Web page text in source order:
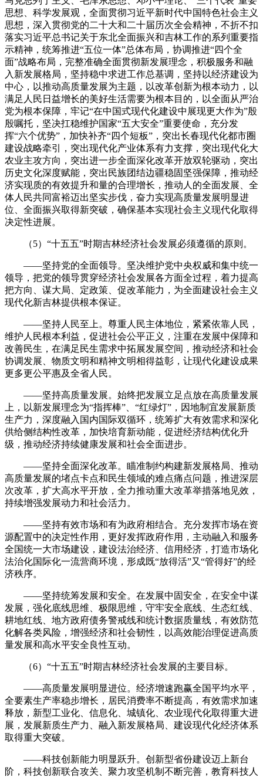
思想、科学发展观，全面贯彻习近平新时代中国特色社会主义
思想，深入贯彻党的二十大和二十届历次全会精神，不折不扣
落实习近平总书记关于东北全面振兴和吉林工作的系列重要指
示精神，统筹推进“五位一体”总体布局，协调推进“四个全
面”战略布局，完整准确全面贯彻新发展理念，积极服务和融
入新发展格局，坚持稳中求进工作总基调，坚持以经济建设为
中心，以推动高质量发展为主题，以改革创新为根本动力，以
满足人民日益增长的美好生活需要为根本目的，以全面从严治
党为根本保障，牢记“在中国式现代化建设中展现更大作为”殷
殷嘱托，坚决扛稳维护国家“五大安全”重要使命，充分发
挥“六个优势”，加快补齐“四个短板”，突出长春现代化都市圈
建设战略牵引，突出现代化产业体系有力支撑，突出现代化大
农业主攻方向，突出进一步全面深化改革开放双轮驱动，突出
历史文化深度赋能，突出民族团结边疆稳固坚强保障，推动经
济实现质的有效提升和量的合理增长，推动人的全面发展、全
体人民共同富裕迈出坚实步伐，奋力实现高质量发展明显进
位、全面振兴取得新突破，确保基本实现社会主义现代化取得
决定性进展。
（5）“十五五”时期吉林经济社会发展必须遵循的原则。
——坚持党的全面领导。坚决维护党中央权威和集中统一
领导，把党的领导贯穿经济社会发展各方面全过程，着力提高
把方向、谋大局、定政策、促改革能力，为全面建设社会主义
现代化新吉林提供根本保证。
——坚持人民至上。尊重人民主体地位，紧紧依靠人民，
维护人民根本利益，促进社会公平正义，注重在发展中保障和
改善民生，在满足民生需求中拓展发展空间，推动经济和社会
协调发展、物质文明和精神文明相得益彰，让现代化建设成果
更多更公平惠及全省人民。
——坚持高质量发展。始终把发展立足点放在高质量发展
上，以新发展理念为“指挥棒”、“红绿灯”，因地制宜发展新质
生产力，深度融入国内国际双循环，统筹扩大有效需求和深化
供给侧结构性改革，加快培育新动能，促进经济结构优化升
级，推动经济持续健康发展和社会全面进步。
——坚持全面深化改革。瞄准制约构建新发展格局、推动
高质量发展的堵点卡点和民生领域的难点痛点问题，推进深层
次改革，扩大高水平开放，全力推动重大改革举措落地见效，
持续增强发展动力和社会活力。
——坚持有效市场和有为政府相结合。充分发挥市场在资
源配置中的决定性作用，更好发挥政府作用，主动融入和服务
全国统一大市场建设，建设法治经济、信用经济，打造市场化
法治化国际化一流营商环境，形成既“放得活”又“管得好”的经
济秩序。
——坚持统筹发展和安全。在发展中固安全，在安全中谋
发展，强化底线思维、极限思维，守牢安全底线、生态红线、
耕地红线、地方政府债务警戒线和统计数据质量线，有效防范
化解各类风险，增强经济和社会韧性，以高效能治理促进高质
量发展和高水平安全良性互动。
（6）“十五五”时期吉林经济社会发展的主要目标。
——高质量发展明显进位。经济增速跑赢全国平均水平，
全要素生产率稳步增长，居民消费率不断提高，有效需求加速
释放，新型工业化、信息化、城镇化、农业现代化取得重大进
展，发展新质生产力、融入新发展格局、建设现代化经济体系
取得重大突破。
——科技创新能力明显跃升。创新型省份建设迈上新台
阶，科技创新联合攻关、聚力攻坚机制不断完善，教育科技人